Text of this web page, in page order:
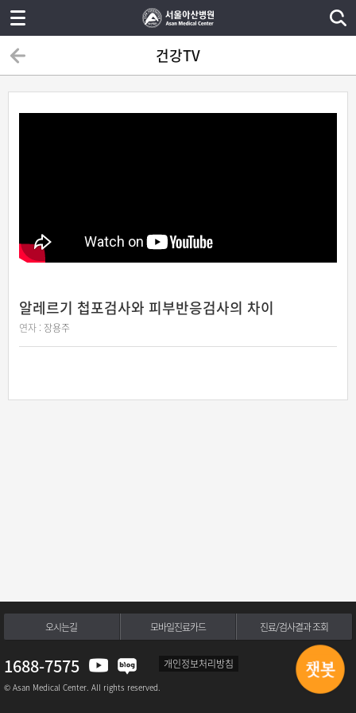
건강TV
알레르기 첩포검사와 피부반응검사의 차이
연자 : 장용주
오시는길 모바일진료카드 진료/검사결과 조회
1688-7575 개인정보처리방침
© Asan Medical Center. All rights reserved.